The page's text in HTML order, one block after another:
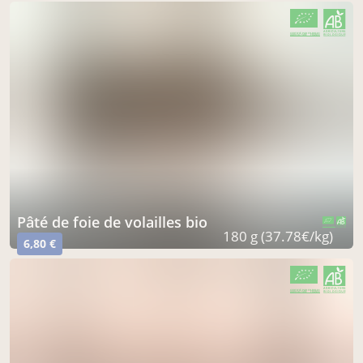
pâté de foie de volailles bio
6,80 € 180 g (37.78€/kg)
CERTIFIÉ PAR FR-BIO-01
AGRICULTURE FRANCE
CERTIFIÉ PAR FR-BIO-01
AGRICULTURE FRANCE